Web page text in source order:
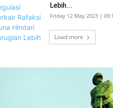
Lebih...
Friday 12 May 2023 |
Load more